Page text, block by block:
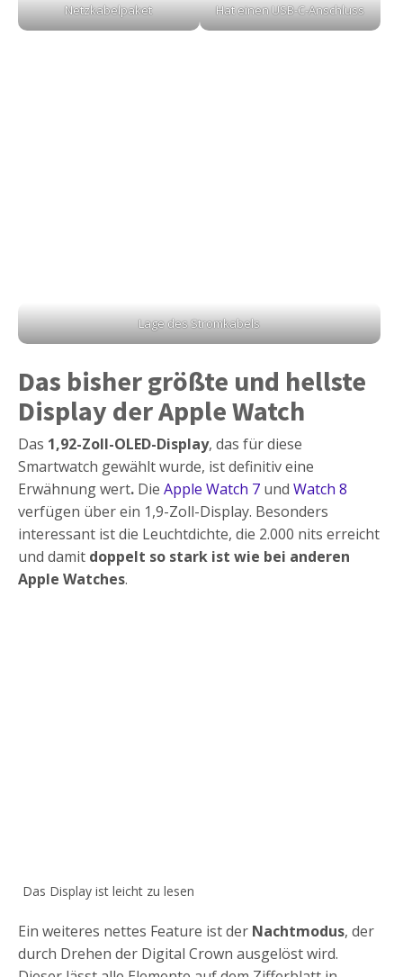
Netzkabelpaket Hat einen USB-C-Anschluss
Lage des Stromkabels
Das bisher größte und hellste
Display der Apple Watch
Das 1,92-Zoll-OLED-Display, das für diese
Smartwatch gewählt wurde, ist definitiv eine
Erwähnung wert. Die Apple Watch 7 und Watch 8
verfügen über ein 1,9-Zoll-Display. Besonders
interessant ist die Leuchtdichte, die 2.000 nits erreicht
und damit doppelt so stark ist wie bei anderen
Apple Watches.
Das Display ist leicht zu lesen
Ein weiteres nettes Feature ist der Nachtmodus, der
durch Drehen der Digital Crown ausgelöst wird.